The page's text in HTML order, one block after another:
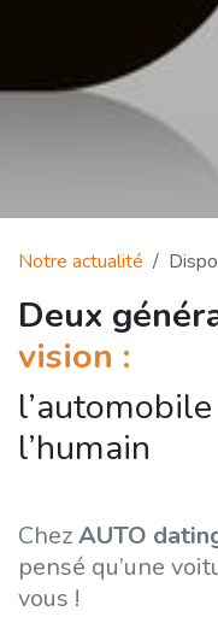
Notre actualité
Deux
vision :
l’humain
ChezAUTO
pensé qu’une
vous !